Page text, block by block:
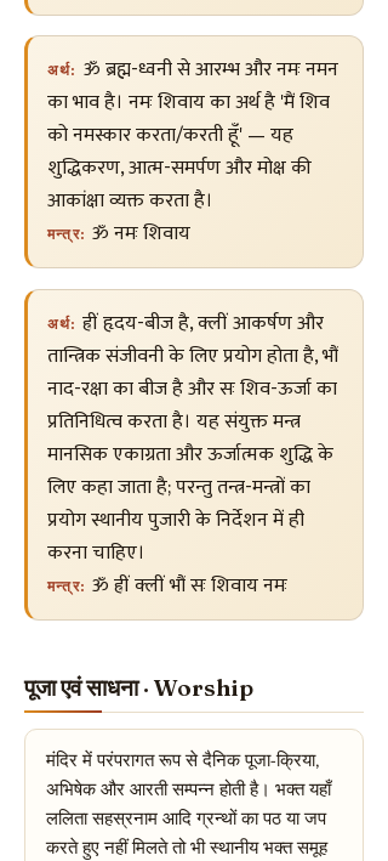
अर्थ: ॐ ब्रह्म-ध्वनी से आरम्भ और नमः नमन
का भाव है। नमः शिवाय का अर्थ है 'मैं शिव
को नमस्कार करता/करती हूँ' — यह
शुद्धिकरण, आत्म-समर्पण और मोक्ष की
आकांक्षा व्यक्त करता है।
मन्त्र: ॐ नमः शिवाय
अर्थ: ह्रीं हृदय-बीज है, क्लीं आकर्षण और
तान्त्रिक संजीवनी के लिए प्रयोग होता है, भौं
नाद-रक्षा का बीज है और सः शिव-ऊर्जा का
प्रतिनिधित्व करता है। यह संयुक्त मन्त्र
मानसिक एकाग्रता और ऊर्जात्मक शुद्धि के
लिए कहा जाता है; परन्तु तन्त्र-मन्त्रों का
प्रयोग स्थानीय पुजारी के निर्देशन में ही
करना चाहिए।
मन्त्र: ॐ ह्रीं क्लीं भौं सः शिवाय नमः
पूजा एवं साधना · Worship
मंदिर में परंपरागत रूप से दैनिक पूजा-क्रिया,
अभिषेक और आरती सम्पन्न होती है। भक्त यहाँ
ललिता सहस्रनाम आदि ग्रन्थों का पठ या जप
करते हुए नहीं मिलते तो भी स्थानीय भक्त समूह